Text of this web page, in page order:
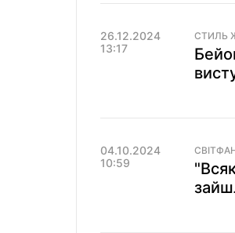
26.12.2024
13:17
СТИЛЬ
04.10.2024
10:59